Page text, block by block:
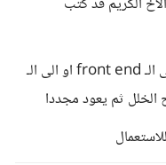
و يقوم بـ ارسالها الى الـ ui ux او الى الـ front end او الى الـ